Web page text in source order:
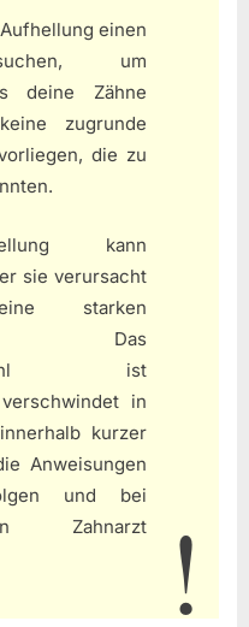
einen
um
deine Zähne
zugrunde
die zu
kann
sie verursacht
starken
Das
ist
in
kurzer
Anweisungen
und bei
Zahnarzt